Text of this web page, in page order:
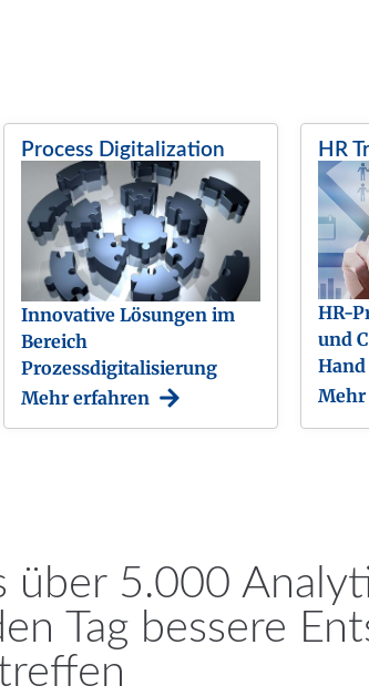
Process Digitalization
Innovative Lösungen im
Bereich
Prozessdigitalisierung
Mehr erfahren
HR
HR-
und
Hand
über 5.000
Tag bessere